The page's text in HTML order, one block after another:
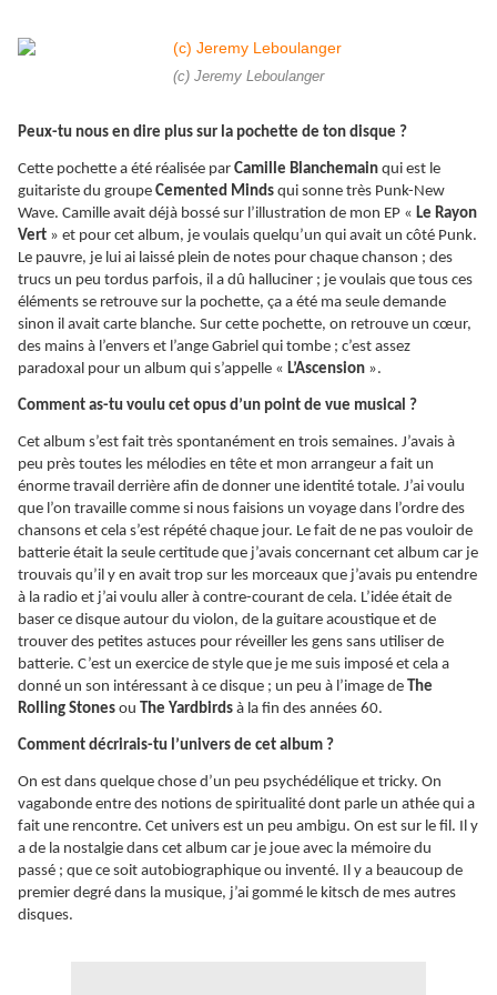
(c) Jeremy Leboulanger
Peux-tu nous en dire plus sur la pochette de ton disque ?
Cette pochette a été réalisée par Camille Blanchemain qui est le
guitariste du groupe Cemented Minds qui sonne très Punk-New
Wave. Camille avait déjà bossé sur l’illustration de mon EP « Le Rayon
Vert » et pour cet album, je voulais quelqu’un qui avait un côté Punk.
Le pauvre, je lui ai laissé plein de notes pour chaque chanson ; des
trucs un peu tordus parfois, il a dû halluciner ; je voulais que tous ces
éléments se retrouve sur la pochette, ça a été ma seule demande
sinon il avait carte blanche. Sur cette pochette, on retrouve un cœur,
des mains à l’envers et l’ange Gabriel qui tombe ; c’est assez
paradoxal pour un album qui s’appelle « L’Ascension ».
Comment as-tu voulu cet opus d’un point de vue musical ?
Cet album s’est fait très spontanément en trois semaines. J’avais à
peu près toutes les mélodies en tête et mon arrangeur a fait un
énorme travail derrière afin de donner une identité totale. J’ai voulu
que l’on travaille comme si nous faisions un voyage dans l’ordre des
chansons et cela s’est répété chaque jour. Le fait de ne pas vouloir de
batterie était la seule certitude que j’avais concernant cet album car je
trouvais qu’il y en avait trop sur les morceaux que j’avais pu entendre
à la radio et j’ai voulu aller à contre-courant de cela. L’idée était de
baser ce disque autour du violon, de la guitare acoustique et de
trouver des petites astuces pour réveiller les gens sans utiliser de
batterie. C’est un exercice de style que je me suis imposé et cela a
donné un son intéressant à ce disque ; un peu à l’image de The
Rolling Stones ou The Yardbirds à la fin des années 60.
Comment décrirais-tu l’univers de cet album ?
On est dans quelque chose d’un peu psychédélique et tricky. On
vagabonde entre des notions de spiritualité dont parle un athée qui a
fait une rencontre. Cet univers est un peu ambigu. On est sur le fil. Il y
a de la nostalgie dans cet album car je joue avec la mémoire du
passé ; que ce soit autobiographique ou inventé. Il y a beaucoup de
premier degré dans la musique, j’ai gommé le kitsch de mes autres
disques.